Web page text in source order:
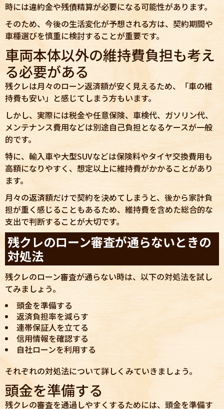
時には違約金や残債精算が必要になる可能性があります。
そのため、今後の生活変化が予想される方は、契約期間や
車種選びを慎重に検討することが重要です。
車両本体以外の維持費負担も考え
る必要がある
残クレは月々のローン返済額が安く見えるため、「車の維
持費も安い」と感じてしまう方もいます。
しかし、実際には税金や任意保険、車検代、ガソリン代、
メンテナンス費用などは別途自己負担となるケースが一般
的です。
特に、輸入車や大型SUVなどは保険料やタイヤ交換費用も
高額になりやすく、想定以上に維持費がかかることがあり
ます。
月々の返済額だけで契約を決めてしまうと、後から家計負
担が重く感じることもあるため、維持費を含めた総合的な
支出で判断することが大切です。
残クレのローン審査が通らないときの
対処法
残クレのローン審査が通らない時は、以下の対処法を試し
てみましょう。
頭金を準備する
返済負担率を減らす
連帯保証人を立てる
信用情報を確認する
自社ローンを利用する
それぞれの対処法について詳しくみていきましょう。
頭金を準備する
残クレの審査を通過しやすくするためには、頭金を準備す